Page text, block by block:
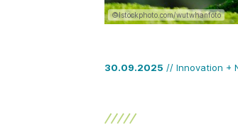
©Istockphoto.com/wutwhanfoto
30.09.2025 // Innovation +